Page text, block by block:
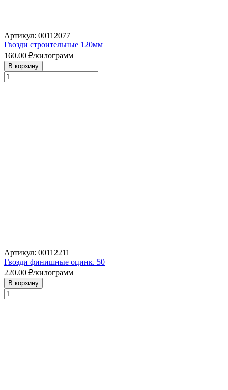
Артикул: 00112077
Гвозди строительные 120мм
160.00 ₽/килограмм
В корзину
Артикул: 00112211
Гвозди финишные оцинк. 50
220.00 ₽/килограмм
В корзину